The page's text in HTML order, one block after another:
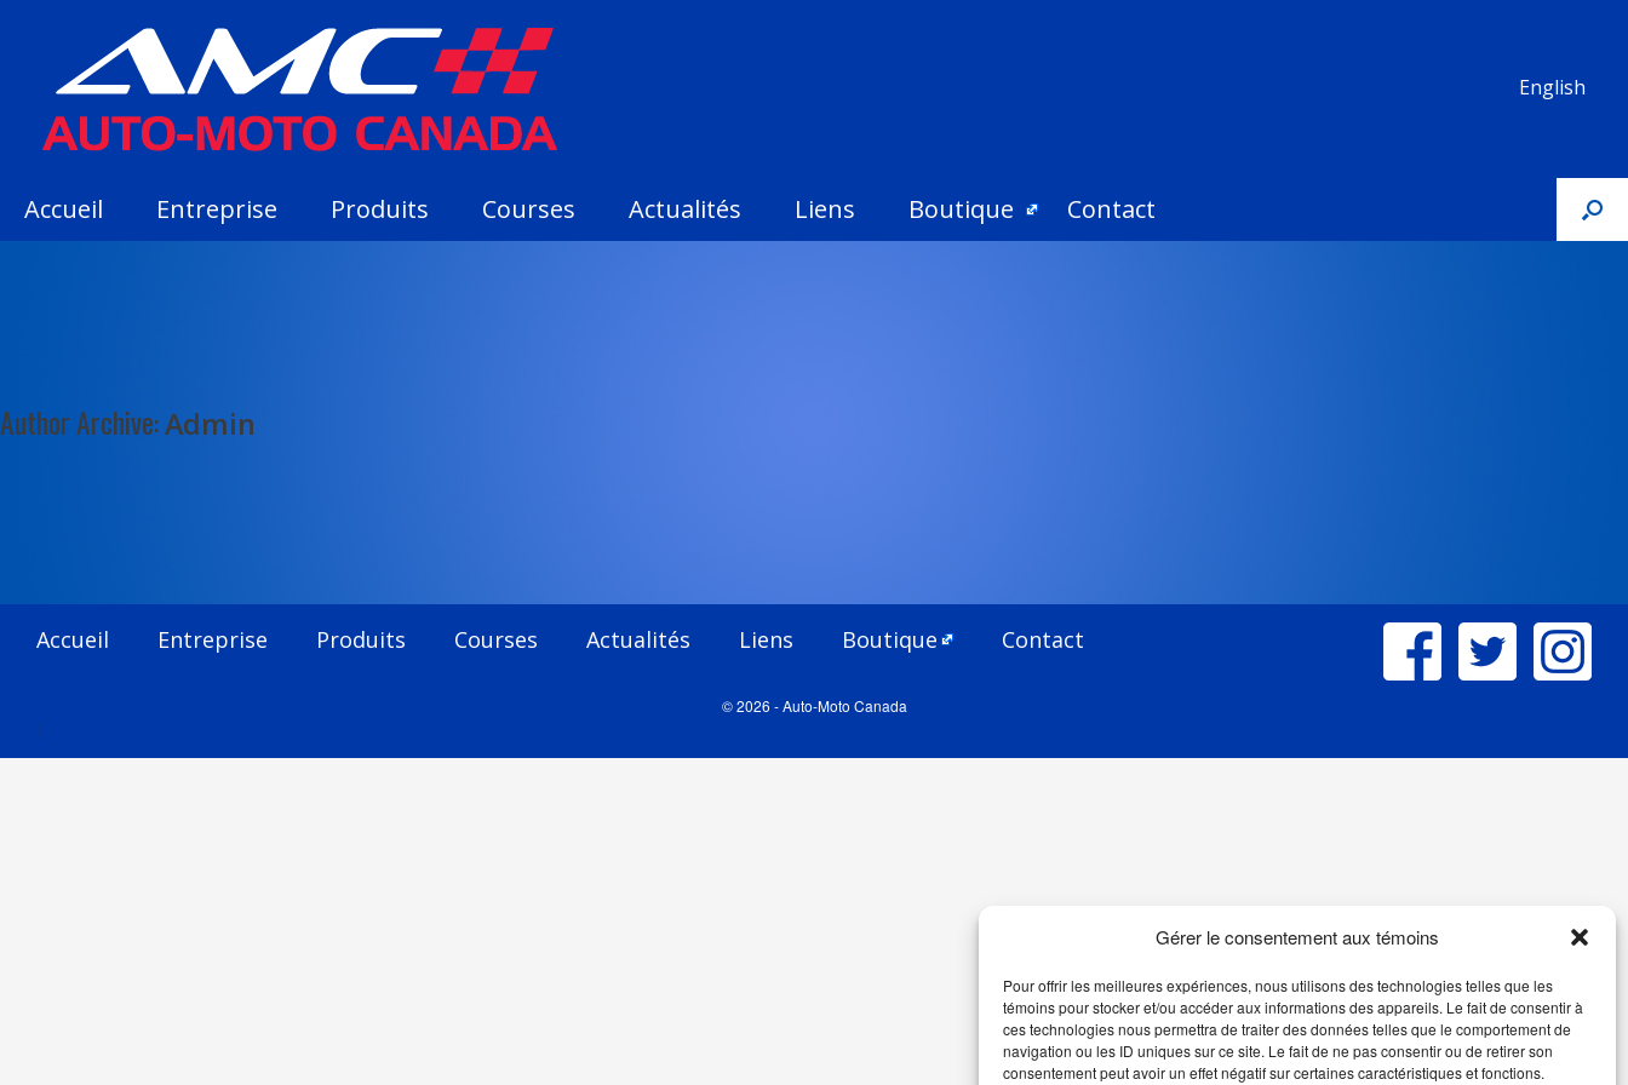
Gérer le consentement aux témoins
Pour offrir les meilleures expériences, nous utilisons des technologies telles que les
témoins pour stocker et/ou accéder aux informations des appareils. Le fait de consentir à
ces technologies nous permettra de traiter des données telles que le comportement de
navigation ou les ID uniques sur ce site. Le fait de ne pas consentir ou de retirer son
consentement peut avoir un effet négatif sur certaines caractéristiques et fonctions.
English
Accueil Entreprise Produits Courses Actualités Liens Boutique Contact
Author Archive:Admin
Accueil Entreprise Produits Courses Actualités Liens Boutique Contact
© 2026 - Auto-Moto Canada